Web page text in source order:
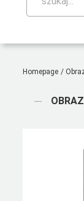
Homepage /